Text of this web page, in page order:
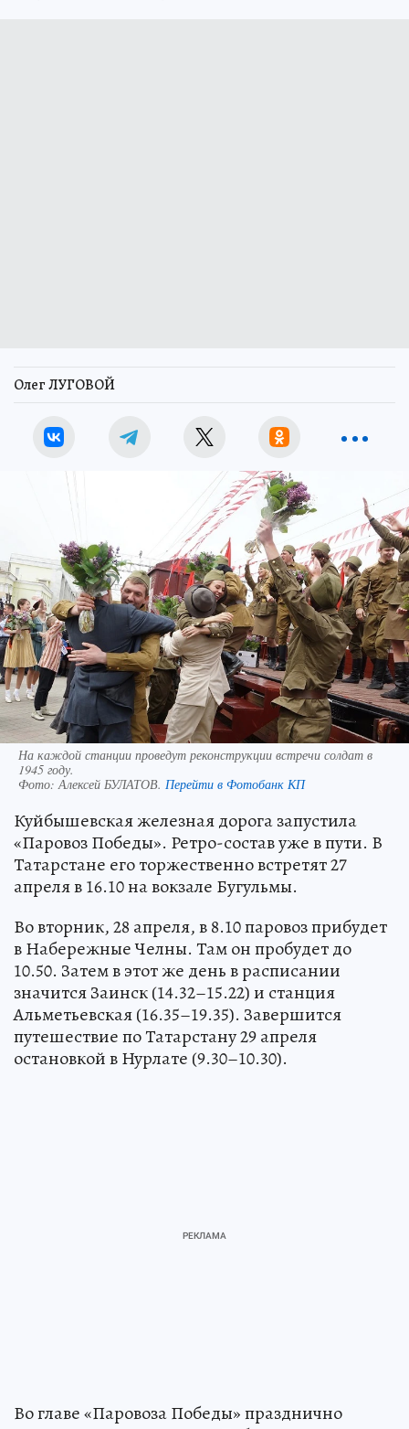
Олег ЛУГОВОЙ
На каждой станции проведут реконструкции встречи солдат в
1945 году.
Фото:Алексей БУЛАТОВ. Перейти в Фотобанк КП
Куйбышевская железная дорога запустила
«Паровоз Победы». Ретро-состав уже в пути. В
Татарстане его торжественно встретят 27
апреля в 16.10 на вокзале Бугульмы.
Во вторник, 28 апреля, в 8.10 паровоз прибудет
в Набережные Челны. Там он пробудет до
10.50. Затем в этот же день в расписании
значится Заинск (14.32–15.22) и станция
Альметьевская (16.35–19.35). Завершится
путешествие по Татарстану 29 апреля
остановкой в Нурлате (9.30–10.30).
Во главе «Паровоза Победы» празднично